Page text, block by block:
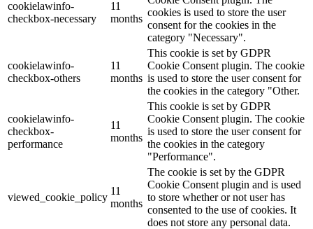
cookielawinfo-
checkbox-necessary
11
months
cookies is used to store the user
consent for the cookies in the
category "Necessary".
cookielawinfo-
checkbox-others
11
months
This cookie is set by GDPR
Cookie Consent plugin. The cookie
is used to store the user consent for
the cookies in the category "Other.
cookielawinfo-
checkbox-
performance
11
months
This cookie is set by GDPR
Cookie Consent plugin. The cookie
is used to store the user consent for
the cookies in the category
"Performance".
viewed_cookie_policy
11
months
The cookie is set by the GDPR
Cookie Consent plugin and is used
to store whether or not user has
consented to the use of cookies. It
does not store any personal data.